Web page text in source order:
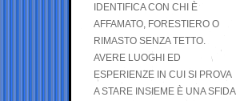
IDENTIFICA CON CHI È
AFFAMATO, FORESTIERO O
RIMASTO SENZA TETTO.
AVERE LUOGHI ED
ESPERIENZE IN CUI SI PROVA
A STARE INSIEME È UNA SFIDA